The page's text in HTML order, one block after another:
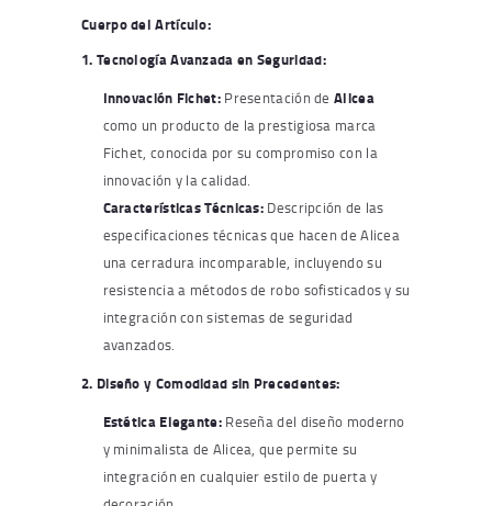
Cuerpo del Artículo:
1. Tecnología Avanzada en Seguridad:
Innovación Fichet:Presentación deAlicea
como un producto de la prestigiosa marca
Fichet, conocida por su compromiso con la
innovación y la calidad.
Características Técnicas: Descripción de las
especificaciones técnicas que hacen de Alicea
una cerradura incomparable, incluyendo su
resistencia a métodos de robo sofisticados y su
integración con sistemas de seguridad
avanzados.
2. Diseño y Comodidad sin Precedentes:
Estética Elegante:Reseña del diseño moderno
y minimalista de Alicea, que permite su
integración en cualquier estilo de puerta y